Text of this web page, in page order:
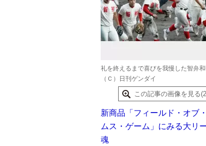
礼を終えるまで喜びを我慢した智弁
（Ｃ）日刊ゲンダイ
この記事の画像を見る
新商品「フィールド・オブ
ムス・ゲーム」にみる大リ
魂